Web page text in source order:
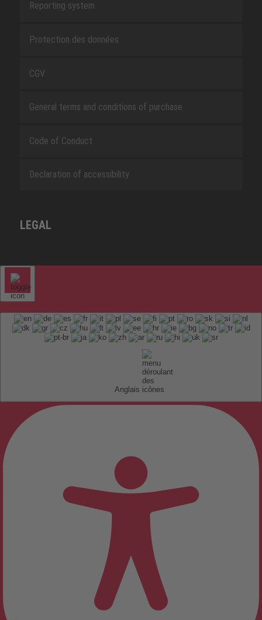
Reporting system
Protection des données
CGV
General terms and conditions of purchase
Code of Conduct
Declaration of accessibility
LEGAL
Anglais